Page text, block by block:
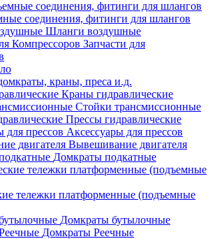
соединения, фитинги для шлангов
Шланги воздушные
Запчасти для
краны, преса и.д.
Краны гидравлические
Стойки трансмиссионные
Прессы гидравлические
Аксессуары для прессов
Вывешивание двигателя
Домкраты подкатные
тележки платформенные (подъемные
Домкраты бутылочные
Домкраты Реечные